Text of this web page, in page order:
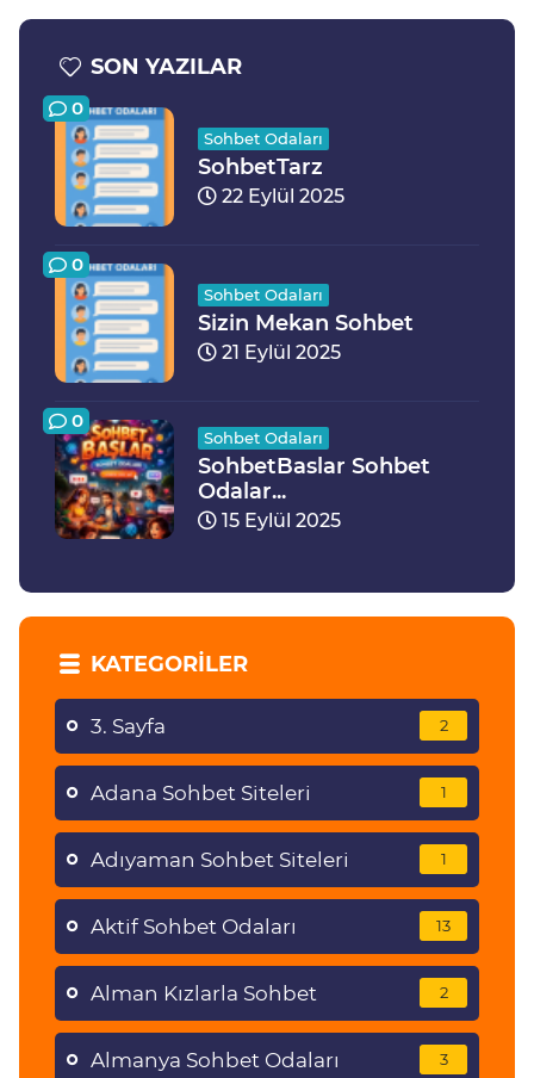
SON YAZILAR
0
Sohbet Odaları
SohbetTarz
22 Eylül 2025
0
Sohbet Odaları
Sizin Mekan Sohbet
21 Eylül 2025
0
Sohbet Odaları
SohbetBaslar Sohbet
Odalar...
15 Eylül 2025
KATEGORILER
3. Sayfa 2
Adana Sohbet Siteleri 1
Adıyaman Sohbet Siteleri 1
Aktif Sohbet Odaları 13
Alman Kızlarla Sohbet 2
Almanya Sohbet Odaları 3